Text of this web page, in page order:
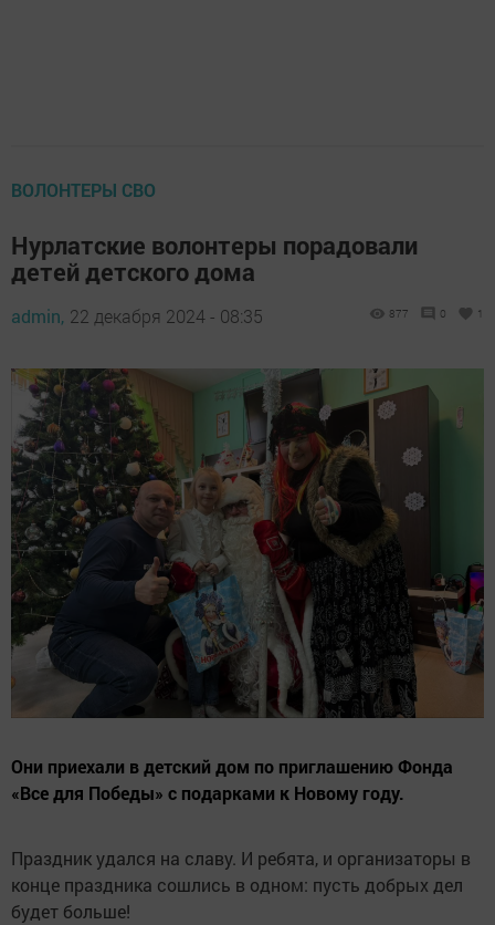
ВОЛОНТЕРЫ СВО
Нурлатские волонтеры порадовали
детей детского дома
admin, 22 декабря 2024 - 08:35 877 0 1
Они приехали в детский дом по приглашению Фонда
«Все для Победы» с подарками к Новому году.
Праздник удался на славу. И ребята, и организаторы в
конце праздника сошлись в одном: пусть добрых дел
будет больше!